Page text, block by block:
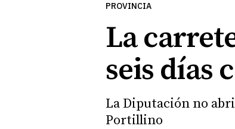
PROVINCIA
La
seis días
La Diputación no
Portillino